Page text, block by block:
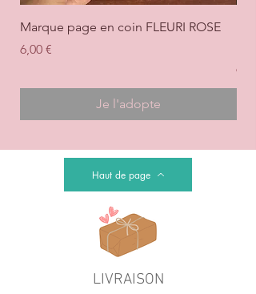
Marque page en coin FLEURI ROSE
Prix
6,00 €
Je l'adopte
Prix
6,00
Haut de page
LIVRAISON